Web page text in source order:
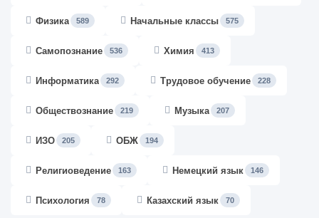
Физика 589 Начальные классы 575
Самопознание 536 Химия 413
Информатика 292 Трудовое обучение 228
Обществознание 219 Музыка 207
ИЗО 205 ОБЖ 194
Религиоведение 163 Немецкий язык 146
Психология 78 Казахский язык 70